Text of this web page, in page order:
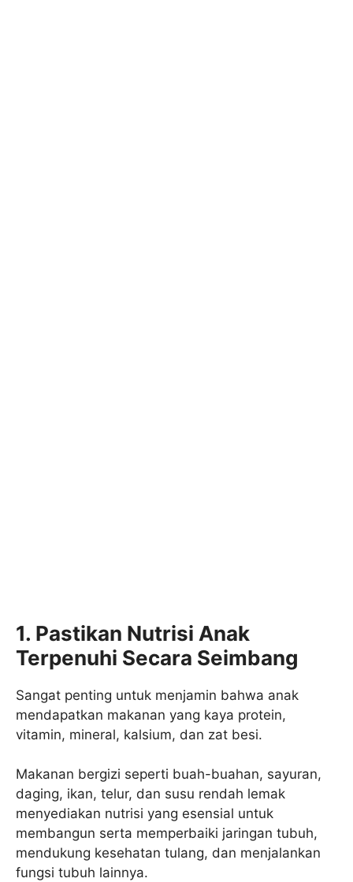
1. Pastikan Nutrisi Anak
Terpenuhi Secara Seimbang
Sangat penting untuk menjamin bahwa anak
mendapatkan makanan yang kaya protein,
vitamin, mineral, kalsium, dan zat besi.
Makanan bergizi seperti buah-buahan, sayuran,
daging, ikan, telur, dan susu rendah lemak
menyediakan nutrisi yang esensial untuk
membangun serta memperbaiki jaringan tubuh,
mendukung kesehatan tulang, dan menjalankan
fungsi tubuh lainnya.